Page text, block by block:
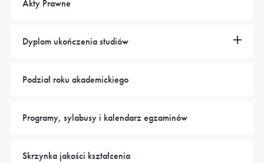
Akty Prawne
Dyplom ukończenia studiów
Podział roku akademickiego
Programy, sylabusy i kalendarz egzaminów
Skrzynka jakości kształcenia